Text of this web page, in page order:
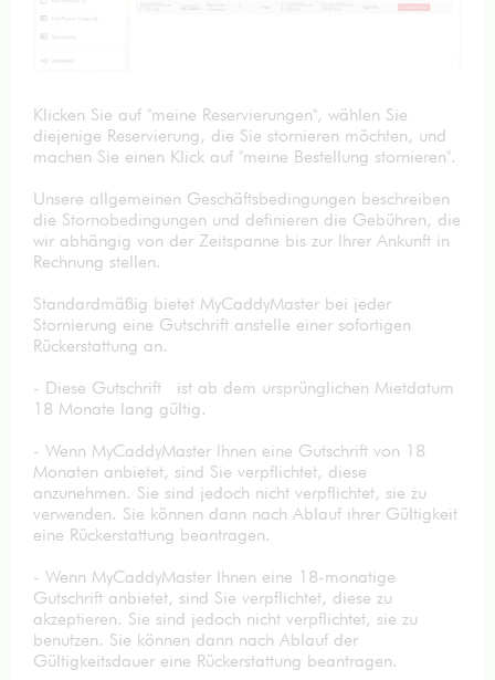
Klicken Sie auf "meine Reservierungen", wählen Sie
diejenige Reservierung, die Sie stornieren möchten, und
machen Sie einen Klick auf "meine Bestellung stornieren".
Unsere allgemeinen Geschäftsbedingungen beschreiben
die Stornobedingungen und definieren die Gebühren, die
wir abhängig von der Zeitspanne bis zur Ihrer Ankunft in
Rechnung stellen.
Standardmäßig bietet MyCaddyMaster bei jeder
Stornierung eine Gutschrift anstelle einer sofortigen
Rückerstattung an.
- Diese Gutschrift ist ab dem ursprünglichen Mietdatum
18 Monate lang gültig.
- Wenn MyCaddyMaster Ihnen eine Gutschrift von 18
Monaten anbietet, sind Sie verpflichtet, diese
anzunehmen. Sie sind jedoch nicht verpflichtet, sie zu
verwenden. Sie können dann nach Ablauf ihrer Gültigkeit
eine Rückerstattung beantragen.
- Wenn MyCaddyMaster Ihnen eine 18-monatige
Gutschrift anbietet, sind Sie verpflichtet, diese zu
akzeptieren. Sie sind jedoch nicht verpflichtet, sie zu
benutzen. Sie können dann nach Ablauf der
Gültigkeitsdauer eine Rückerstattung beantragen.